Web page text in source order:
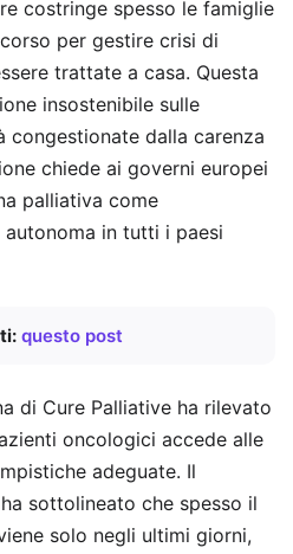
costringe spesso le famiglie
per gestire crisi di
trattate a casa. Questa
insostenibile sulle
congestionate dalla carenza
chiede ai governi europei
palliativa come
in tutti i paesi
questo post
di Cure Palliative ha rilevato
oncologici accede alle
adeguate. Il
sottolineato che spesso il
solo negli ultimi giorni,